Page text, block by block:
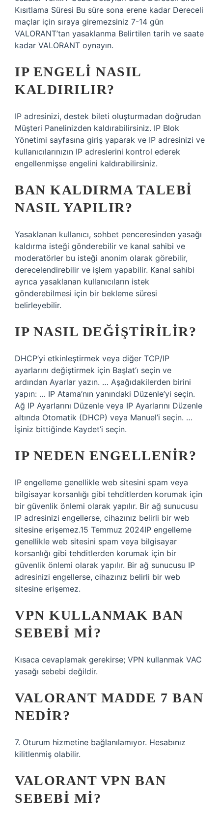
Kısıtlama Süresi Bu süre sona erene kadar Dereceli
maçlar için sıraya giremezsiniz 7-14 gün
VALORANT’tan yasaklanma Belirtilen tarih ve saate
kadar VALORANT oynayın.
IP ENGELI NASIL
KALDIRILIR?
IP adresinizi, destek bileti oluşturmadan doğrudan
Müşteri Panelinizden kaldırabilirsiniz. IP Blok
Yönetimi sayfasına giriş yaparak ve IP adresinizi ve
kullanıcılarınızın IP adreslerini kontrol ederek
engellenmişse engelini kaldırabilirsiniz.
BAN KALDIRMA TALEBI
NASIL YAPILIR?
Yasaklanan kullanıcı, sohbet penceresinden yasağı
kaldırma isteği gönderebilir ve kanal sahibi ve
moderatörler bu isteği anonim olarak görebilir,
derecelendirebilir ve işlem yapabilir. Kanal sahibi
ayrıca yasaklanan kullanıcıların istek
gönderebilmesi için bir bekleme süresi
belirleyebilir.
IP NASIL DEĞIŞTIRILIR?
DHCP’yi etkinleştirmek veya diğer TCP/IP
ayarlarını değiştirmek için Başlat’ı seçin ve
ardından Ayarlar yazın. … Aşağıdakilerden birini
yapın: … IP Atama’nın yanındaki Düzenle’yi seçin.
Ağ IP Ayarlarını Düzenle veya IP Ayarlarını Düzenle
altında Otomatik (DHCP) veya Manuel’i seçin. …
İşiniz bittiğinde Kaydet’i seçin.
IP NEDEN ENGELLENIR?
IP engelleme genellikle web sitesini spam veya
bilgisayar korsanlığı gibi tehditlerden korumak için
bir güvenlik önlemi olarak yapılır. Bir ağ sunucusu
IP adresinizi engellerse, cihazınız belirli bir web
sitesine erişemez.15 Temmuz 2024IP engelleme
genellikle web sitesini spam veya bilgisayar
korsanlığı gibi tehditlerden korumak için bir
güvenlik önlemi olarak yapılır. Bir ağ sunucusu IP
adresinizi engellerse, cihazınız belirli bir web
sitesine erişemez.
VPN KULLANMAK BAN
SEBEBI MI?
Kısaca cevaplamak gerekirse; VPN kullanmak VAC
yasağı sebebi değildir.
VALORANT MADDE 7 BAN
NEDIR?
7. Oturum hizmetine bağlanılamıyor. Hesabınız
kilitlenmiş olabilir.
VALORANT VPN BAN
SEBEBI MI?